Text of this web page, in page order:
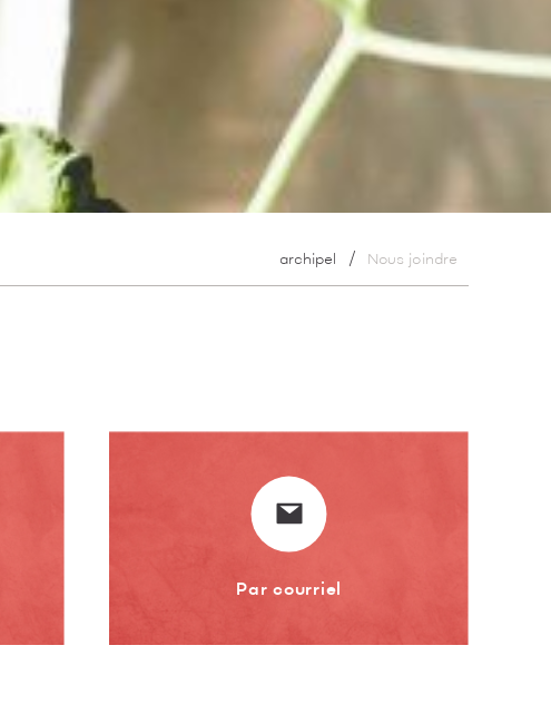
archipel Nous joindre
Par courriel